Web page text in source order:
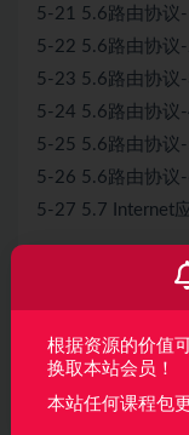
5-21 5.6路由协议
5-22 5.6路由协议-
5-23 5.6路由协议-
5-24 5.6路由协议
5-25 5.6路由协议
5-26 5.6路由协议-
5-27 5.7 Internet
6-2 6.2信息加密技
6-3 6.3认证
6-4
根据资源的价值
换取本站会员！
本站任何课程包